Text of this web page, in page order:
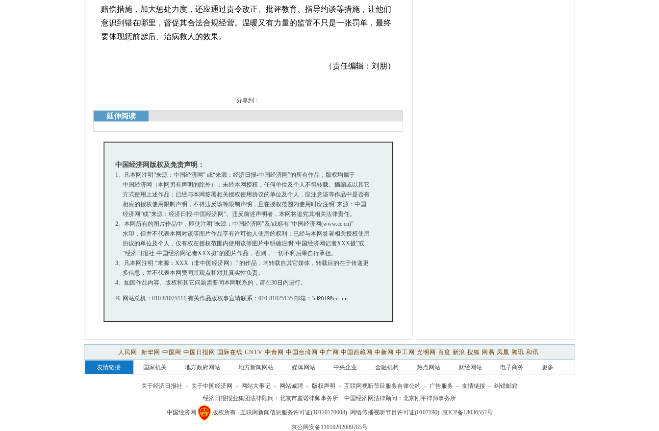
赔偿措施，加大惩处力度，还应通过责令改正、批评教育、指导约谈等措施，让他们
意识到错在哪里，督促其合法合规经营。温暖又有力量的监管不只是一张罚单，最终
要体现惩前毖后、治病救人的效果。
（责任编辑：刘朋）
分享到：
延伸阅读
中国经济网版权及免责声明：
1、凡本网注明“来源：中国经济网” 或“来源：经济日报-中国经济网”的所有作品，版权均属于
中国经济网（本网另有声明的除外）；未经本网授权，任何单位及个人不得转载、摘编或以其它
方式使用上述作品；已经与本网签署相关授权使用协议的单位及个人，应注意该等作品中是否有
相应的授权使用限制声明，不得违反该等限制声明，且在授权范围内使用时应注明“来源：中国
经济网”或“来源：经济日报-中国经济网”。违反前述声明者，本网将追究其相关法律责任。
2、本网所有的图片作品中，即使注明“来源：中国经济网”及/或标有“中国经济网(www.ce.cn)”
水印，但并不代表本网对该等图片作品享有许可他人使用的权利；已经与本网签署相关授权使用
协议的单位及个人，仅有权在授权范围内使用该等图片中明确注明“中国经济网记者XXX摄”或
“经济日报社-中国经济网记者XXX摄”的图片作品，否则，一切不利后果自行承担。
3、凡本网注明 “来源：XXX（非中国经济网）” 的作品，均转载自其它媒体，转载目的在于传递更
多信息，并不代表本网赞同其观点和对其真实性负责。
4、如因作品内容、版权和其它问题需要同本网联系的，请在30日内进行。
※ 网站总机：010-81025111 有关作品版权事宜请联系：010-81025135 邮箱：
人民网 新华网 中国网 中国日报网 国际在线 CNTV 中青网 中国台湾网 中广网 中国西藏网 中新网 中工网 光明网 百度 新浪 搜狐 网易 凤凰 腾讯 和讯
友情链接 国家机关 地方政府网站 地方新闻网站 媒体网站 中央企业 金融机构 热点网站 财经网站 电子商务 更多
关于经济日报社 － 关于中国经济网 － 网站大事记 － 网站诚聘 － 版权声明 － 互联网视听节目服务自律公约 － 广告服务 － 友情链接 － 纠错邮箱
经济日报报业集团法律顾问： 北京市鑫诺律师事务所 中国经济网法律顾问：北京刚平律师事务所
中国经济网 版权所有 互联网新闻信息服务许可证(10120170008) 网络传播视听节目许可证(0107190) 京ICP备18036557号
京公网安备11010202009785号